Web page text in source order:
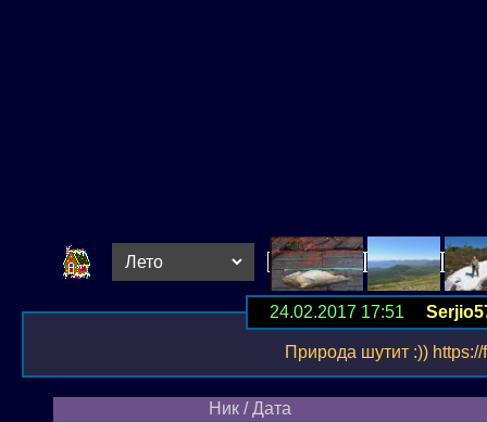
24.02.2017 17:51
Природа шутит :))
Ник / Дата